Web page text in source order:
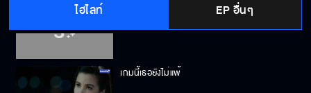
ไฮไลท์ EP อื่นๆ
ถ้าต่อไปไม่มีเขา นกจะอยู่อย่างไร
เกมนี้เธอยังไม่แพ้